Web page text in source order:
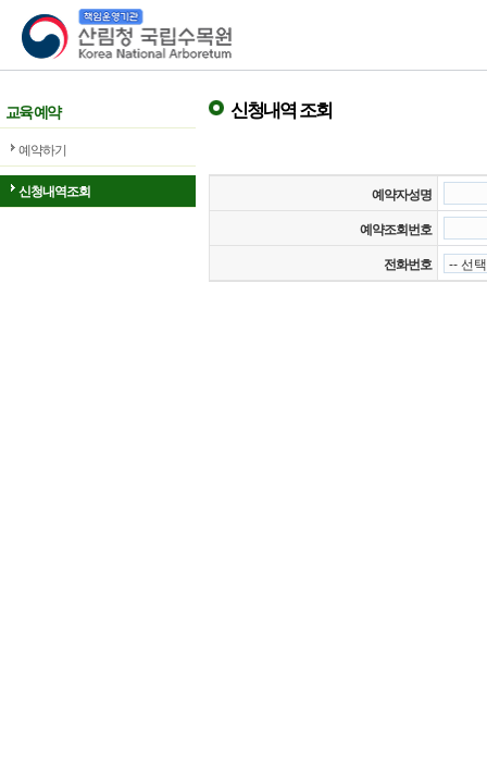
산림청 국립수목원
교육 예약
예약하기
신청내역조회
신청내역 조회
예약자성명
예약조회번호
전화번호